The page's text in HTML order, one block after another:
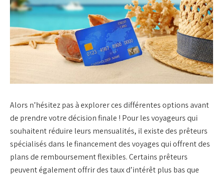
Alors n’hésitez pas à explorer ces différentes options avant
de prendre votre décision finale ! Pour les voyageurs qui
souhaitent réduire leurs mensualités, il existe des prêteurs
spécialisés dans le financement des voyages qui offrent des
plans de remboursementflexibles. Certains prêteurs
peuvent également offrir des taux d’intérêt plus bas que